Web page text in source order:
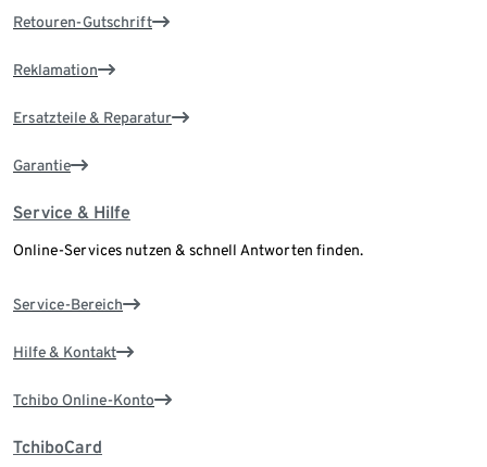
Retouren-Gutschrift
Reklamation
Ersatzteile & Reparatur
Garantie
Service & Hilfe
Online-Services nutzen & schnell Antworten finden.
Service-Bereich
Hilfe & Kontakt
Tchibo Online-Konto
TchiboCard